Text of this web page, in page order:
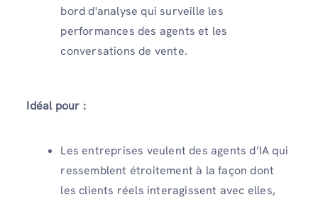
bord d'analyse qui surveille les
performances des agents et les
conversations de vente.
Idéal pour :
Les entreprises veulent des agents d’IA qui
ressemblent étroitement à la façon dont
les clients réels interagissent avec elles,